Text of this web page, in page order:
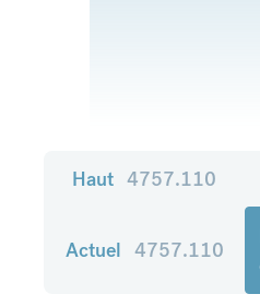
Haut 4757.110
Actuel 4757.110